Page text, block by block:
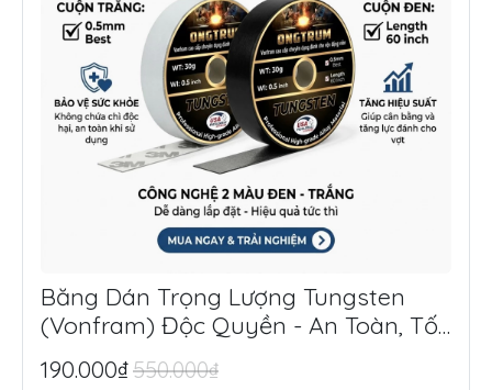
Băng Dán Trọng Lượng Tungsten
(Vonfram) Độc Quyền - An Toàn, Tối
Ưu Lực Đánh, Điểm Ngọt
190.000₫550.000₫